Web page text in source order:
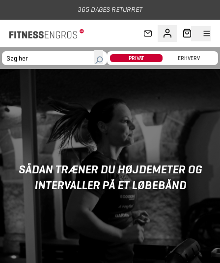
365 DAGES RETURRET
PRIVAT ERHVERV
SÅDAN TRÆNER DU HØJDEMETER OG
INTERVALLER PÅ ET LØBEBÅND